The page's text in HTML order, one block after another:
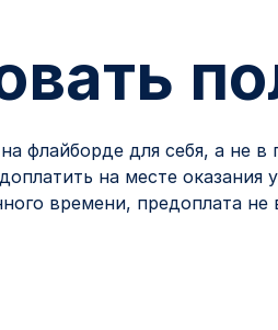
флайборде для себя, а не
на месте оказания
времени, предоплата не